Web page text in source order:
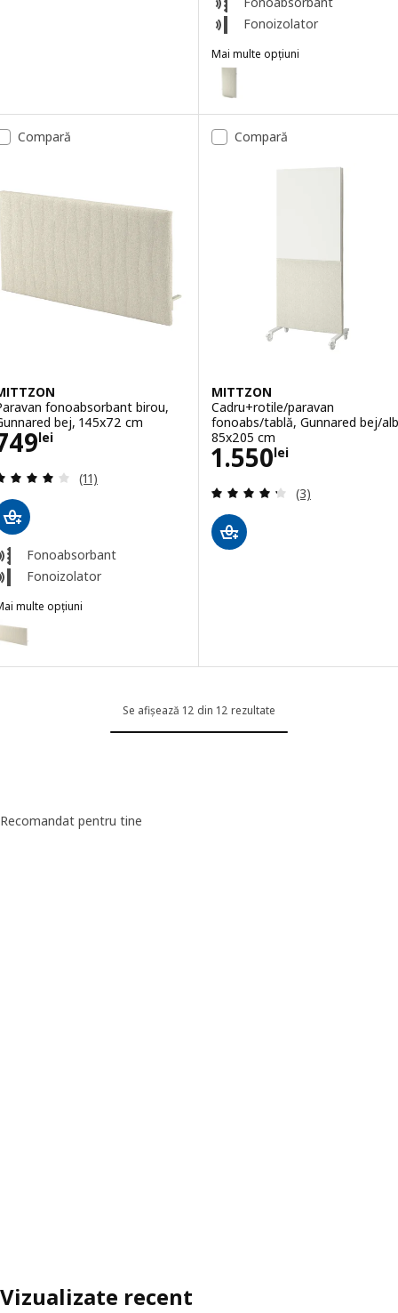
Fonoizolator
Mai multe opțiuni
MITTZON
Opțiune: MITTZON, Panou
Compară
fonoabsorbant birou,
bej, 145x72 cm
lei
749lei
Evaluare: 4.1 din 5 stele. Total recenzii:
(11)
Fonoabsorbant
Fonoizolator
multe opțiuni
MITTZON, Paravan fonoabsorbant birou, Gunnared bej,
MITTZON, Paravan fonoabsorbant birou, Gunnared bej,
Compară
MITTZON
Cadru+rotile/paravan
fonoabs/tablă, Gunnared bej/
85x205 cm
1.550lei
Preţ 1550lei
Evaluare: 4.3
(3)
Se afișează 12 din 12 rezultate
Recomandat pentru tine
Vizualizate recent